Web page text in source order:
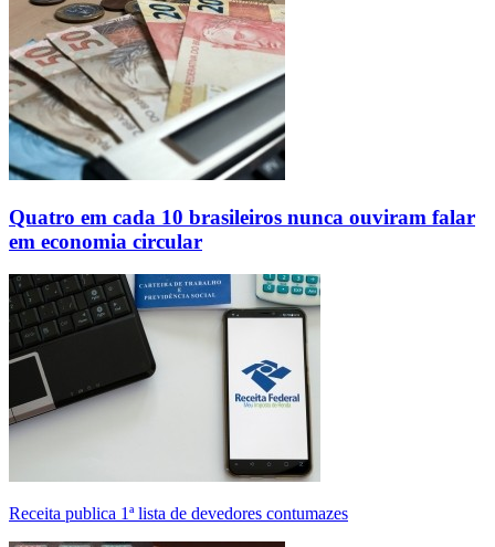
Quatro em cada 10 brasileiros nunca ouviram falar
em economia circular
Receita publica 1ª lista de devedores contumazes